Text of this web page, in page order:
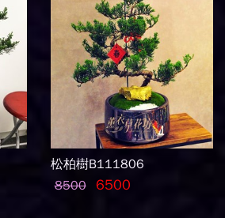
松柏樹B111806
8500
6500